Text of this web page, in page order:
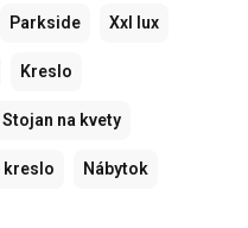
Parkside Xxl lux
Kreslo
Stojan na kvety
kreslo Nábytok